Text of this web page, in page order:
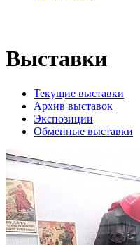
Выставки
Текущие выставки
Архив выставок
Экспозиции
Обменные выставки